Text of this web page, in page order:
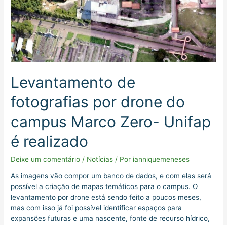
Levantamento de
fotografias por drone do
campus Marco Zero- Unifap
é realizado
Deixe um comentário / Notícias / Por ianniquemeneses
As imagens vão compor um banco de dados, e com elas será
possível a criação de mapas temáticos para o campus. O
levantamento por drone está sendo feito a poucos meses,
mas com isso já foi possível identificar espaços para
expansões futuras e uma nascente, fonte de recurso hídrico,